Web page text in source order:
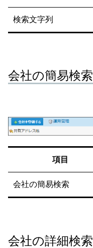
検索文字列
会社の簡易検索
項目
会社の簡易検索
会社の詳細検索